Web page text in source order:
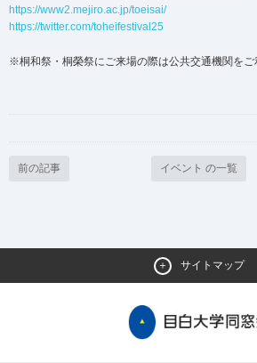
https://www2.mejiro.ac.jp/toeisai/
https://twitter.com/toheifestival25
※桐和祭・桐榮祭にご来場の際は公共交通機関をご
前の記事 イベント の一覧
サイトマップ